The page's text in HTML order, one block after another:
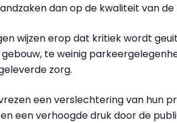
dan op de kwaliteit van de
wijzen erop dat kritiek wordt
te weinig
zorg.
een verslechtering van hun
een verhoogde druk door de